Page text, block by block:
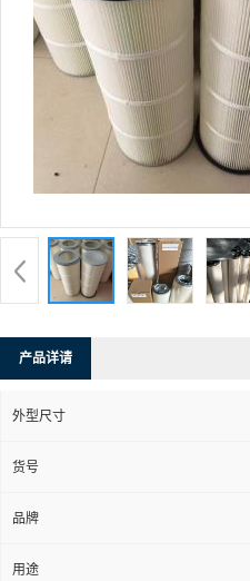
产品详请
外型尺寸
货号
品牌
用途